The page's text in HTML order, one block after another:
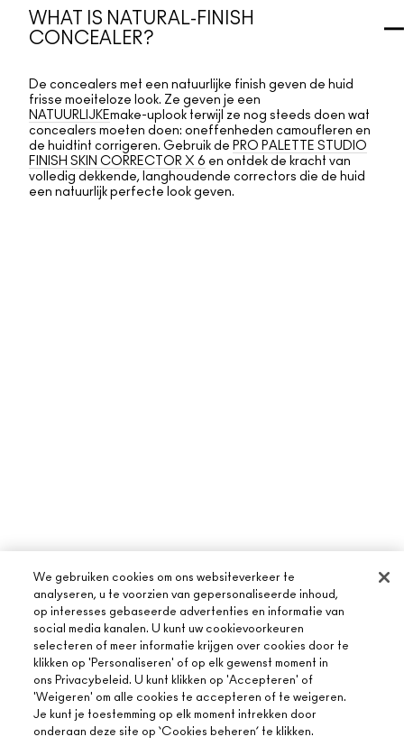
WHAT IS NATURAL-FINISH
CONCEALER?
De concealers met een natuurlijke finish geven de huid
frisse moeiteloze look. Ze geven je een
NATUURLIJKEmake-uplook terwijl ze nog steeds doen wat
concealers moeten doen: oneffenheden camoufleren en
de huidtint corrigeren. Gebruik de PRO PALETTE STUDIO
FINISH SKIN CORRECTOR X 6 en ontdek de kracht van
volledig dekkende, langhoudende correctors die de huid
een natuurlijk perfecte look geven.
OVER MAC
We gebruiken cookies om ons websiteverkeer te
analyseren, u te voorzien van gepersonaliseerde inhoud,
op interesses gebaseerde advertenties en informatie van
social media kanalen. U kunt uw cookievoorkeuren
selecteren of meer informatie krijgen over cookies door te
klikken op 'Personaliseren' of op elk gewenst moment in
ons Privacybeleid. U kunt klikken op 'Accepteren' of
'Weigeren' om alle cookies te accepteren of te weigeren.
Je kunt je toestemming op elk moment intrekken door
onderaan deze site op ‘Cookies beheren’ te klikken.